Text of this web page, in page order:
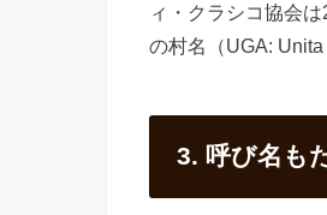
ィ・クラシコ協会
の村名（UGA:
3. 呼び名も